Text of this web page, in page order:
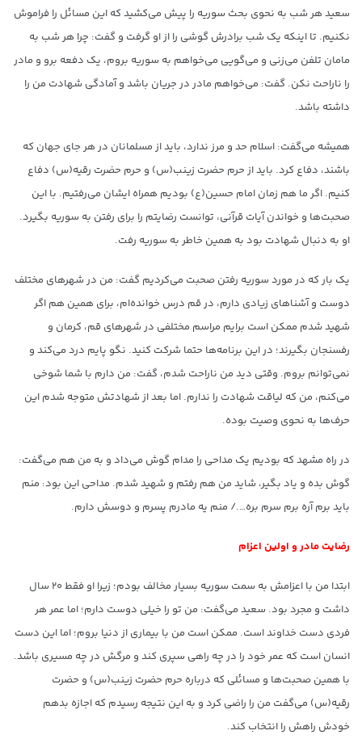
سعید هر شب به نحوی بحث سوریه را پیش می‌کشید که این مسائل را فراموش
نکنیم. تا اینکه یک شب برادرش گوشی را از او گرفت و گفت: چرا هر شب به
مامان تلفن می‌زنی و می‌گویی می‌خواهم به سوریه بروم، یک دفعه برو و مادر
را ناراحت نکن. گفت: می‌خواهم مادر در جریان باشد و آمادگی شهادت من را
داشته باشد.
همیشه می‌گفت: اسلام حد و مرز ندارد، باید از مسلمانان در هر جای جهان که
باشند، دفاع کرد. باید از حرم حضرت زینب(س) و حرم حضرت رقیه(س) دفاع
کنیم. اگر ما هم زمان امام حسین(ع) بودیم همراه ایشان می‌رفتیم. با این
صحبت‌ها و خواندن آیات قرآنی، توانست رضایتم را برای رفتن به سوریه بگیرد.
او به دنبال شهادت بود به همین خاطر به سوریه رفت.
یک بار که در مورد سوریه رفتن صحبت می‌کردیم گفت: من در شهرهای مختلف
دوست و آشناهای زیادی دارم، در قم درس خوانده‌ام، برای همین هم اگر
شهید شدم ممکن است برایم مراسم‌ مختلفی در شهرهای قم، کرمان و
رفسنجان بگیرند؛ در این برنامه‌ها حتما شرکت کنید. نگو پایم درد می‌کند و
نمی‌توانم بروم. وقتی دید من ناراحت شدم، گفت: من دارم با شما شوخی
می‌کنم، من که لیاقت شهادت را ندارم. اما بعد از شهادتش متوجه شدم این
حرف‌ها به نحوی وصیت بوده.
در راه مشهد که بودیم یک مداحی را مدام گوش می‌داد و به من هم می‌گفت:
گوش بده و یاد بگیر، شاید من هم رفتم و شهید شدم. مداحی این بود: منم
باید برم آره برم سرم بره…./ منم یه مادرم پسرم و دوسش دارم.
رضایت مادر و اولین اعزام
ابتدا من با اعزامش به سمت سوریه بسیار مخالف بودم؛ زیرا او فقط ۲۰ سال
داشت و مجرد بود. سعید می‌گفت: من تو را خیلی دوست دارم؛ اما عمر هر
فردی دست خداوند است. ممکن است من با بیماری از دنیا بروم؛ اما این دست
انسان است که عمر خود را در چه راهی سپری کند و مرگش در چه مسیری باشد.
با همین صحبت‌ها و مسائلی که درباره حرم حضرت زینب(س) و حضرت
رقیه(س) می‌گفت من را راضی کرد و به این نتیجه رسیدم که اجازه بدهم
خودش راهش را انتخاب کند.